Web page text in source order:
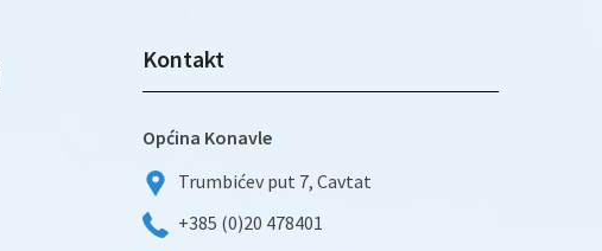
Kontakt
Općina Konavle
Trumbićev put 7, Cavtat
+385 (0)20 478401